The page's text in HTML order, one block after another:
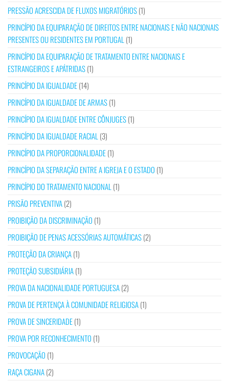
PRESSÃO ACRESCIDA DE FLUXOS MIGRATÓRIOS(1)
PRINCÍPIO DA EQUIPARAÇÃO DE DIREITOS ENTRE NACIONAIS E NÃO NACIONAIS
PRESENTES OU RESIDENTES EM PORTUGAL(1)
PRINCÍPIO DA EQUIPARAÇÃO DE TRATAMENTO ENTRE NACIONAIS E
ESTRANGEIROS E APÁTRIDAS(1)
PRINCÍPIO DA IGUALDADE(14)
PRINCÍPIO DA IGUALDADE DE ARMAS(1)
PRINCÍPIO DA IGUALDADE ENTRE CÔNJUGES(1)
PRINCÍPIO DA IGUALDADE RACIAL(3)
PRINCÍPIO DA PROPORCIONALIDADE(1)
PRINCÍPIO DA SEPARAÇÃO ENTRE A IGREJA E O ESTADO (1)
PRINCÍPIO DO TRATAMENTO NACIONAL(1)
PRISÃO PREVENTIVA(2)
PROIBIÇÃO DA DISCRIMINAÇÃO (1)
PROIBIÇÃO DE PENAS ACESSÓRIAS AUTOMÁTICAS(2)
PROTEÇÃO DA CRIANÇA(1)
PROTEÇÃO SUBSIDIÁRIA(1)
PROVA DA NACIONALIDADE PORTUGUESA(2)
PROVA DE PERTENÇA À COMUNIDADE RELIGIOSA(1)
PROVA DE SINCERIDADE(1)
PROVA POR RECONHECIMENTO (1)
PROVOCAÇÃO (1)
RAÇA CIGANA(2)